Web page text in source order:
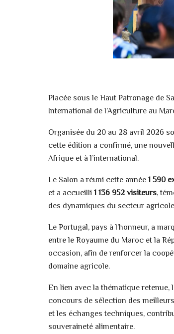
Placée sous le Haut Patronage de
International de l’Agriculture au
Organisée du 20 au 28 avril 2026
cette édition a confirmé, une
Afrique et à l’international.
Le Salon a réuni cette année1 590
et a accueilli 1 136 952 visiteurs,
des dynamiques du secteur
Le Portugal, pays à l’honneur, a
entre le Royaume du Maroc et la
occasion, afin de renforcer la
domaine agricole.
En lien avec la thématique retenue,
concours de sélection des
et les échanges techniques,
souveraineté alimentaire.